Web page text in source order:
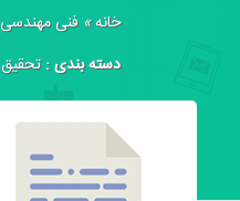
خانه» فنی مهندسی
دسته بندی :تحقیق